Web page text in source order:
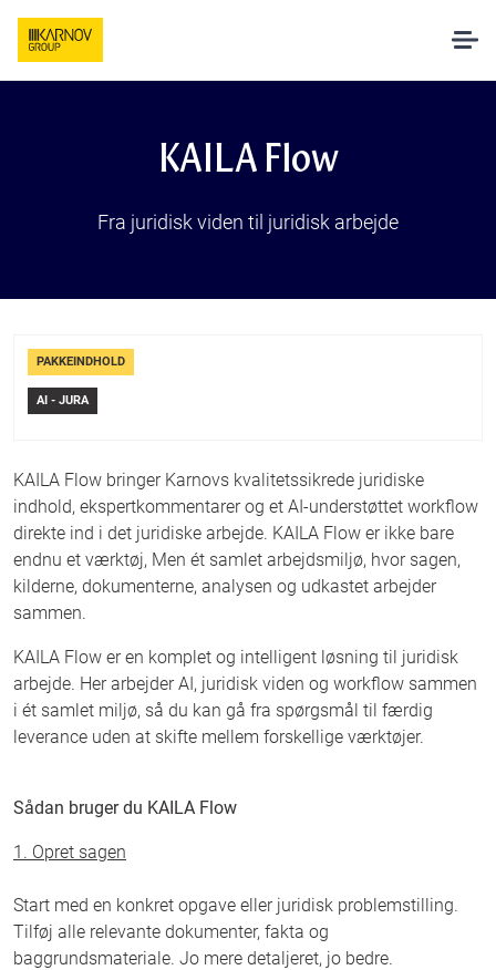
Om os
Bøger Login
KAILA Flow
Fra juridisk viden til juridisk arbejde
KAILA Flow bringer Karnovs kvalitetssikrede juridiske
indhold, ekspertkommentarer og et AI-understøttet workflow
direkte ind i det juridiske arbejde. KAILA Flow er ikke bare
endnu et værktøj, Men ét samlet arbejdsmiljø, hvor sagen,
kilderne, dokumenterne, analysen og udkastet arbejder
sammen.
KAILA Flow er en komplet og intelligent løsning til juridisk
arbejde. Her arbejder AI, juridisk viden og workflow sammen
i ét samlet miljø, så du kan gå fra spørgsmål til færdig
leverance uden at skifte mellem forskellige værktøjer.
Sådan bruger du KAILA Flow
1. Opret sagen
Start med en konkret opgave eller juridisk problemstilling.
Tilføj alle relevante dokumenter, fakta og
baggrundsmateriale. Jo mere detaljeret, jo bedre.
PAKKEINDHOLD
AI - JURA